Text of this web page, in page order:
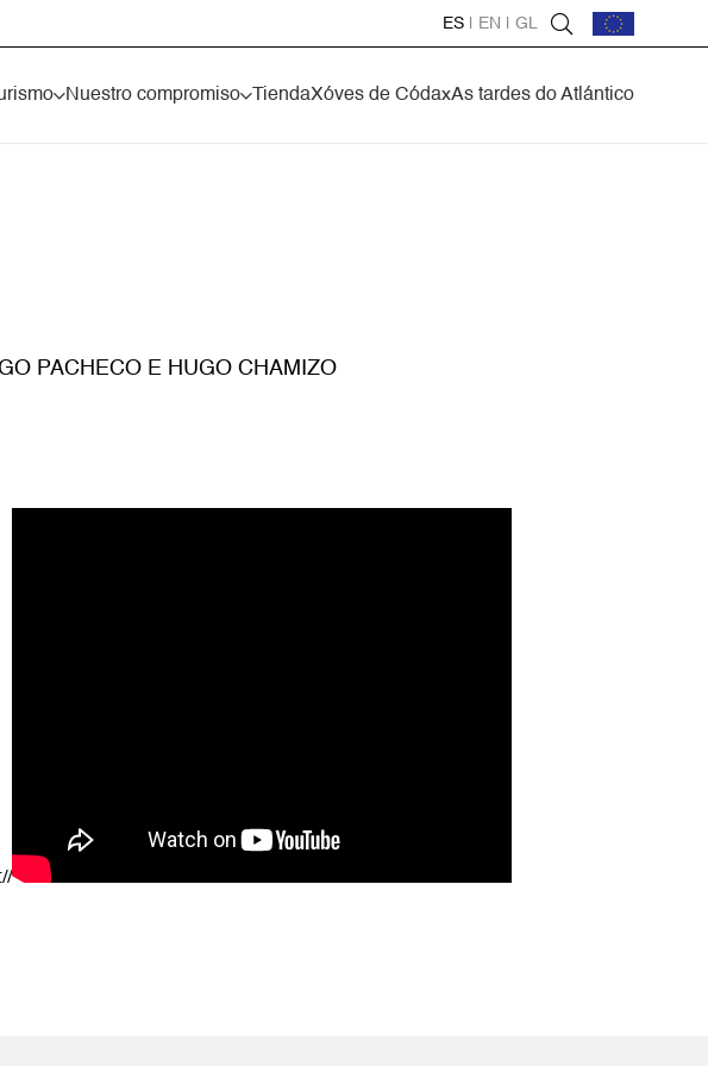
ES EN GL
Nuestro compromiso TiendaXóves de CódaxAs tardes do Atlántico
PACHECO E HUGO CHAMIZO